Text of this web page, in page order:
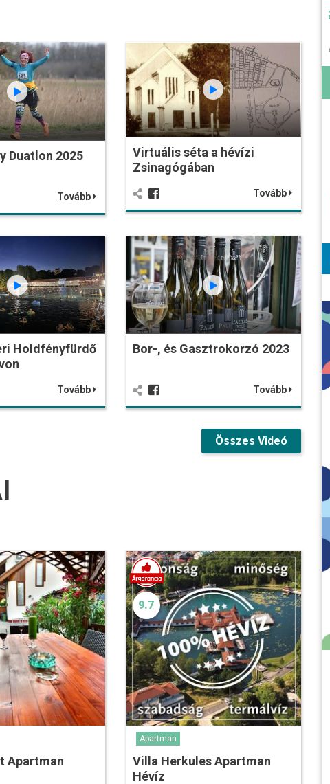
Duatlon 2025
Tovább
Virtuális séta a hévízi
Zsinagógában
Tovább
Holdfényfürdő
Tovább
Bor-, és Gasztrokorzó 2023
Tovább
Összes Videó
Apartman
9.7
Apartman
Villa Herkules Apartman
Hévíz